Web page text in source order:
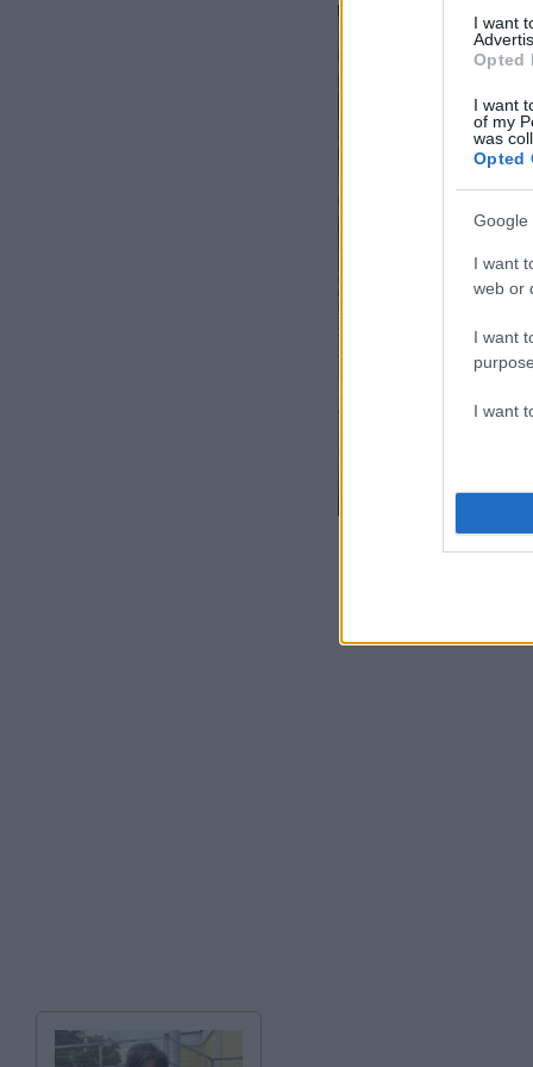
I want
Opted
I want
of my
was
Opted
Google
I want
web or
I want
I want